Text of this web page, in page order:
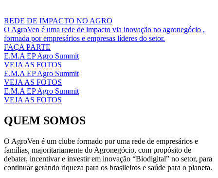
REDE DE IMPACTO NO AGRO
O AgroVen é uma rede de impacto via inovação no agronegócio ,
formada por empresários e empresas líderes do setor.
FAÇA PARTE
E.M.A EP Agro Summit
VEJA AS FOTOS
E.M.A EP Agro Summit
VEJA AS FOTOS
E.M.A EP Agro Summit
VEJA AS FOTOS
QUEM SOMOS
O AgroVen é um clube formado por uma rede de empresários e
famílias, majoritariamente do Agronegócio, com propósito de
debater, incentivar e investir em inovação “Biodigital” no setor, para
continuar gerando riqueza para os brasileiros e saúde para o planeta.